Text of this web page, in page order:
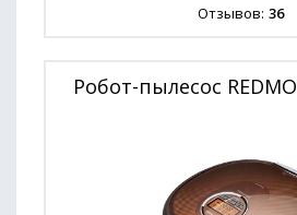
Отзывов: 36
Робот-пылесос